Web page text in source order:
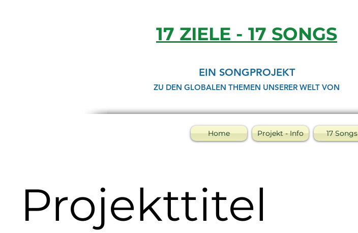
17 ZIELE - 17 SONGS
EIN SONGPROJEKT
ZU DEN GLOBALEN THEMEN UNSERER WELT VON
Home Projekt - Info 17 Songs
Projekttitel